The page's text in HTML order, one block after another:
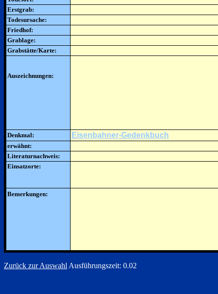
Erstgrab:
Todesursache:
Friedhof:
Grablage:
Grabstätte/Karte:
Auszeichnungen:
Denkmal: Eisenbahner-Gedenkbuch
erwähnt:
Literaturnachweis:
Einsatzorte:
Bemerkungen:
Zurück zur Auswahl Ausführungszeit: 0.02